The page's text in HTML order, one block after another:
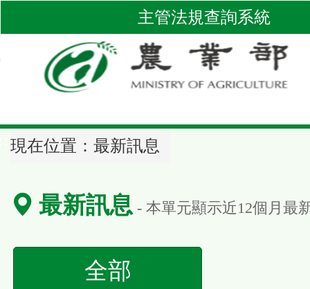
到
區
塊
主管法規查詢系統
現在位置： 最新訊息
最新訊息 - 本單元顯示近12個月最
全部